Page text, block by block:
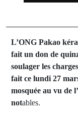
L’ONG Pakao
fait un don de
soulager les
fait ce lundi 27
mosquée au vu de
notables.